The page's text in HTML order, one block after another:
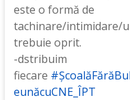
este o formă de
tachinare/intimidare/
trebuie oprit.
-dstribuim
fiecare
eunăcuCNE_ÎPT